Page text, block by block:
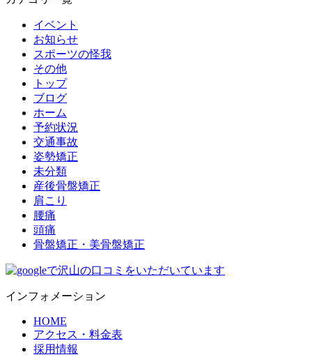
イベント
お知らせ
スポーツの怪我
その他
トップ
ブログ
ホーム
予約状況
交通事故
姿勢矯正
未分類
産後骨盤矯正
肩こり
腰痛
頭痛
骨盤矯正・美骨盤矯正
インフォメーション
HOME
アクセス・料金表
採用情報